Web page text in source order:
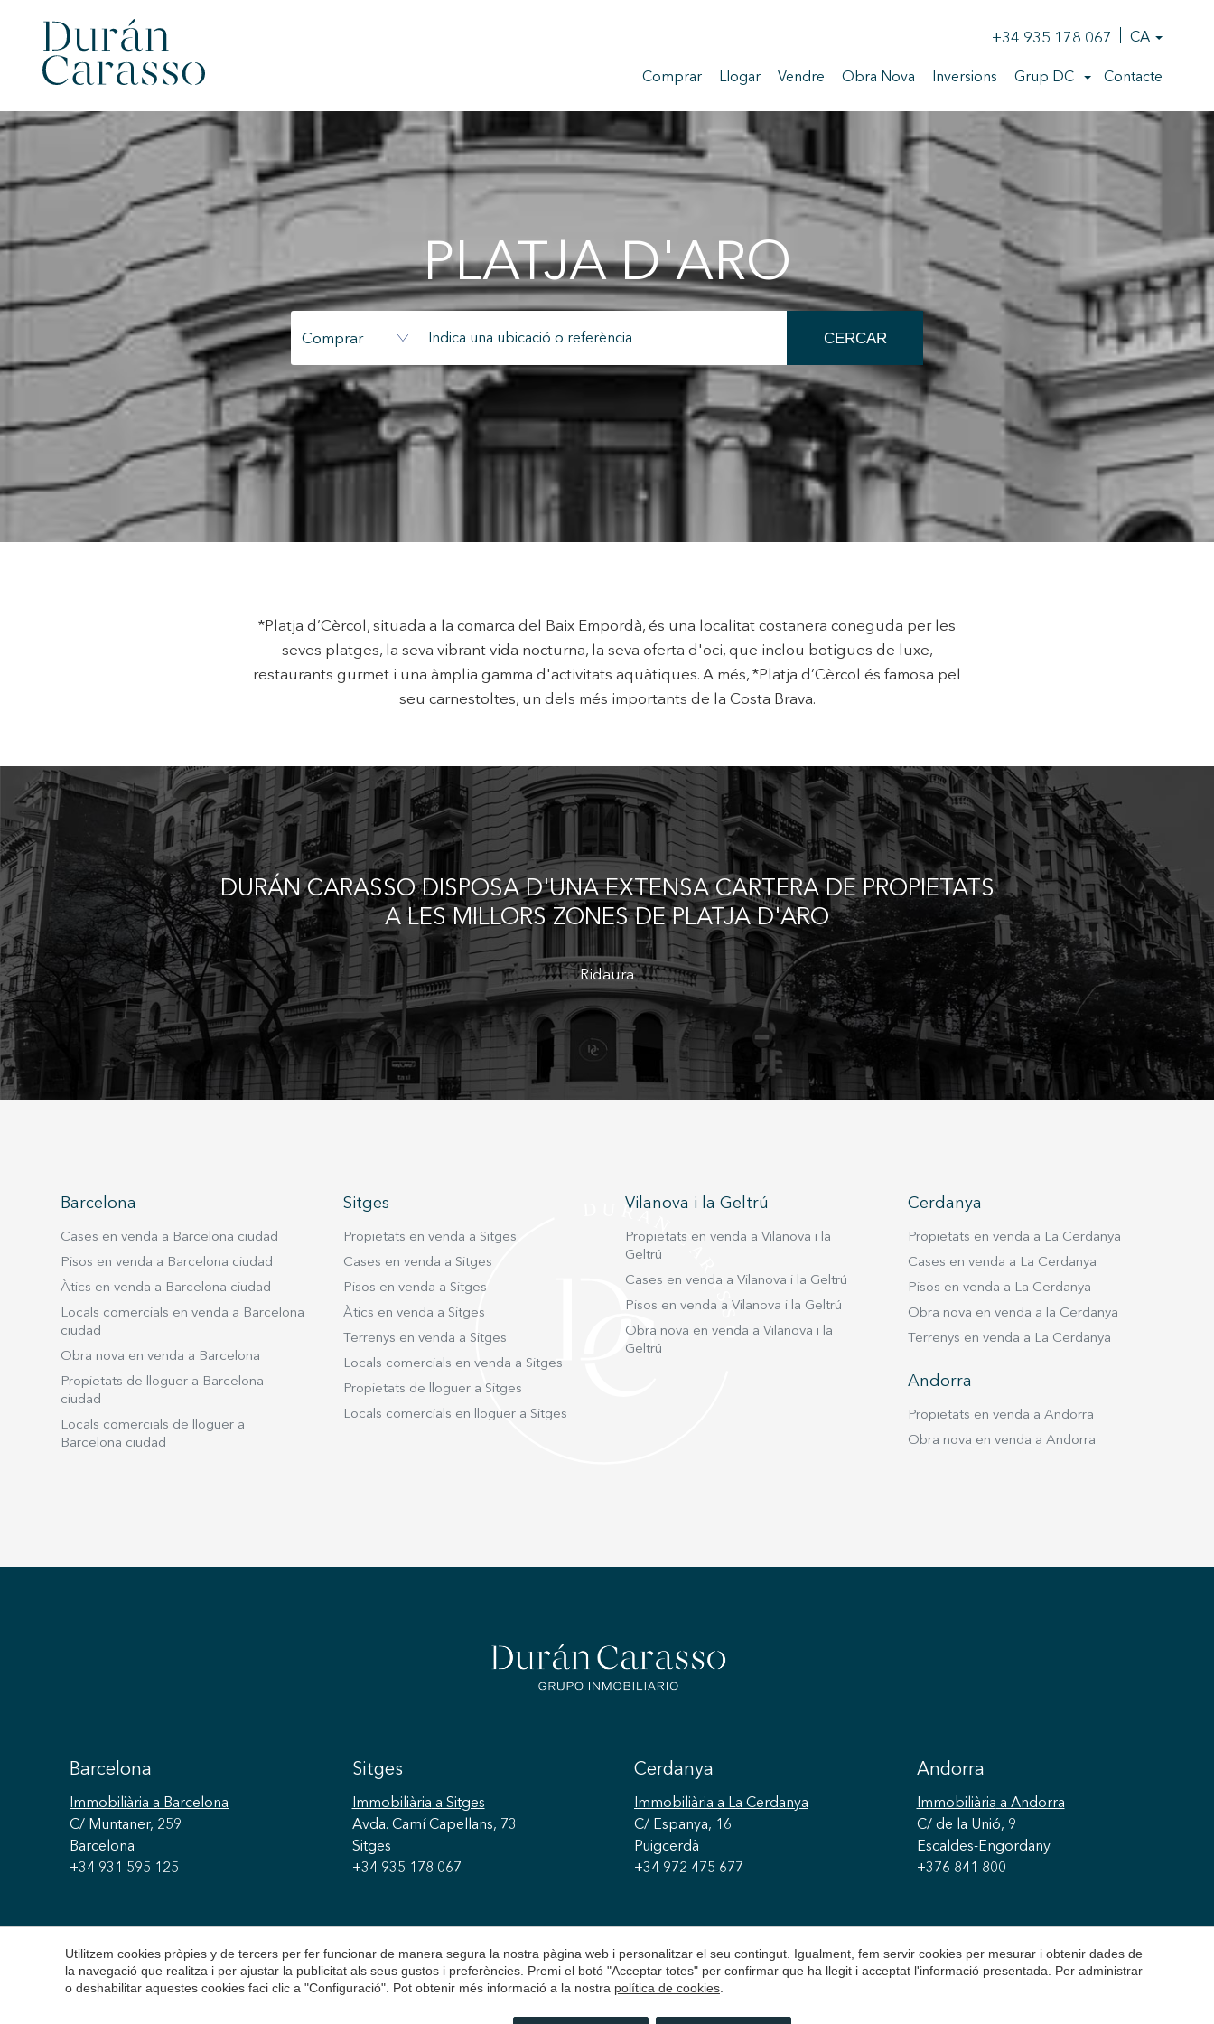
+34 935 178 067 CA
Comprar Llogar Vendre Obra Nova Inversions Grup DC Contacte
PLATJA D'ARO
Comprar CERCAR
*Platja d’Cèrcol, situada a la comarca del Baix Empordà, és una localitat costanera coneguda per les
seves platges, la seva vibrant vida nocturna, la seva oferta d'oci, que inclou botigues de luxe,
restaurants gurmet i una àmplia gamma d'activitats aquàtiques. A més, *Platja d’Cèrcol és famosa pel
seu carnestoltes, un dels més importants de la Costa Brava.
DURÁN CARASSO DISPOSA D'UNA EXTENSA CARTERA DE PROPIETATS
A LES MILLORS ZONES DE PLATJA D'ARO
Ridaura
Barcelona
Cases en venda a Barcelona ciudad
Pisos en venda a Barcelona ciudad
Àtics en venda a Barcelona ciudad
Locals comercials en venda a Barcelona
ciudad
Obra nova en venda a Barcelona
Propietats de lloguer a Barcelona
ciudad
Locals comercials de lloguer a
Barcelona ciudad
Sitges
Propietats en venda a Sitges
Cases en venda a Sitges
Pisos en venda a Sitges
Àtics en venda a Sitges
Terrenys en venda a Sitges
Locals comercials en venda a Sitges
Propietats de lloguer a Sitges
Locals comercials en lloguer a Sitges
Vilanova i la Geltrú
Propietats en venda a Vilanova i la
Geltrú
Cases en venda a Vilanova i la Geltrú
Pisos en venda a Vilanova i la Geltrú
Obra nova en venda a Vilanova i la
Geltrú
Cerdanya
Propietats en venda a La Cerdanya
Cases en venda a La Cerdanya
Pisos en venda a La Cerdanya
Obra nova en venda a la Cerdanya
Terrenys en venda a La Cerdanya
Andorra
Propietats en venda a Andorra
Obra nova en venda a Andorra
Barcelona
Immobiliària a Barcelona
C/ Muntaner, 259
Barcelona
+34 931 595 125
Sitges
Immobiliària a Sitges
Avda. Camí Capellans, 73
Sitges
+34 935 178 067
Cerdanya
Immobiliària a La Cerdanya
C/ Espanya, 16
Puigcerdà
+34 972 475 677
Andorra
Immobiliària a Andorra
C/ de la Unió, 9
Escaldes-Engordany
+376 841 800
Utilitzem cookies pròpies y de tercers per fer funcionar de manera segura la nostra pàgina web i personalitzar el seu contingut. Igualment, fem servir cookies per mesurar i obtenir dades de
la navegació que realitza i per ajustar la publicitat als seus gustos i preferències. Premi el botó "Acceptar totes" per confirmar que ha llegit i acceptat l'informació presentada. Per administrar
o deshabilitar aquestes cookies faci clic a "Configuració". Pot obtenir més informació a la nostra política de cookies
Modificar cookies
Tècniques i funcionals Sempre activades
Aquest lloc web utilitza cookies pròpies per recopilar informació amb la finalitat de
millorar els nostres serveis. Si continua navegant, suposa l'acceptació de la instal·lació
de les mateixes. L'usuari té la possibilitat de configurar el navegador podent, si així ho
desitja, impedir que siguin instal·lades al disc dur, encara que haurà de tenir en
compte que aquesta acció podrà ocasionar dificultats de navegació de la pàgina web.
Permeten desar la informació de preferència de l'usuari per millorar la qualitat dels
nostres serveis i oferir una millor experiència a través de productes recomanats.
Marketing i publicitat
navegació al lloc web i mostrar publicitat relacionada amb el perfil de navegació de
l'usuari.
Guardar configuració Acceptar totes